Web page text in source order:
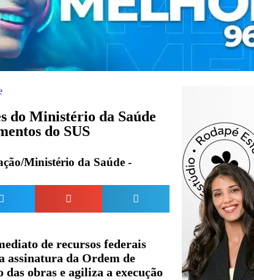
do Ministério da Saúde
do SUS
Ministério da Saúde -
de recursos federais
assinatura da Ordem de
obras e agiliza a execução